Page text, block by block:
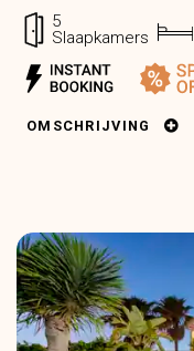
5
Slaapkamers
OMSCHRIJVING